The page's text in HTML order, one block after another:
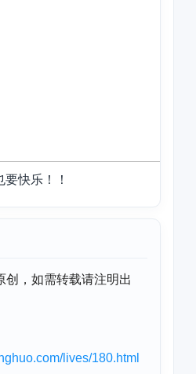
快乐！！
创，如需转载请注明出
lives/180.html